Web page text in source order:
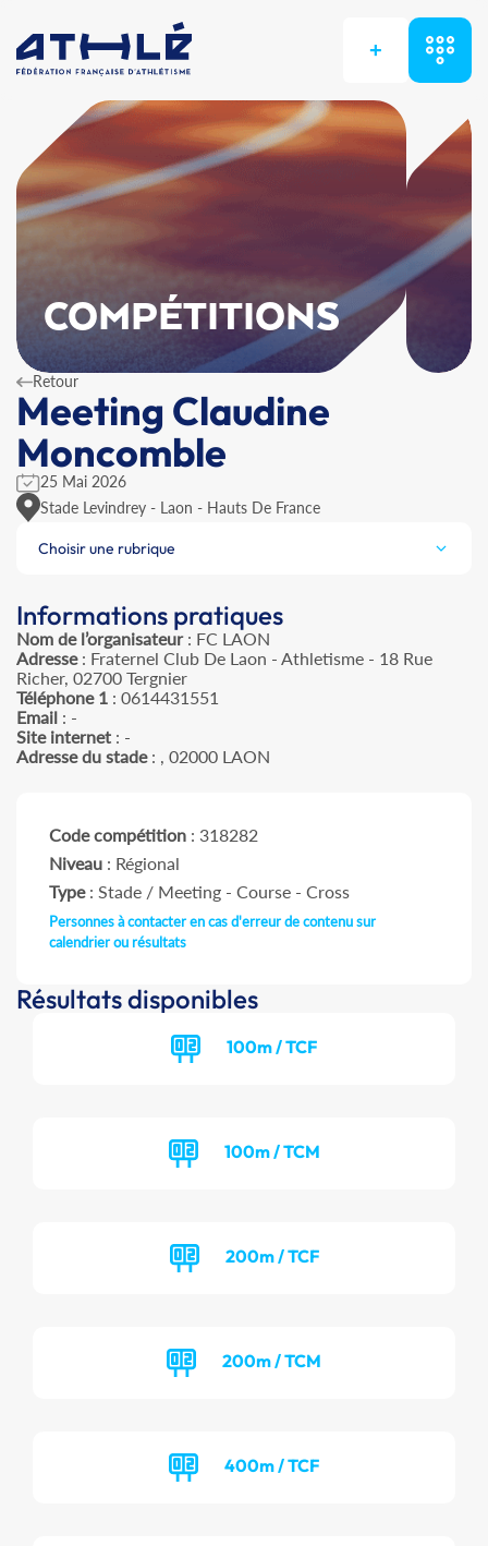
+
COMPÉTITIONS
Retour
Meeting Claudine
Moncomble
25 Mai 2026
Stade Levindrey - Laon - Hauts De France
Choisir une rubrique
Informations pratiques
Nom de l’organisateur: FC LAON
Adresse: Fraternel Club De Laon - Athletisme - 18 Rue
Richer, 02700 Tergnier
Téléphone 1 : 0614431551
Email : -
Site internet : -
Adresse du stade: , 02000 LAON
Code compétition : 318282
Niveau : Régional
Type: Stade / Meeting - Course - Cross
Personnes à contacter en cas d'erreur de contenu sur
calendrier ou résultats
Résultats disponibles
100m / TCF
100m / TCM
200m / TCF
200m / TCM
400m / TCF